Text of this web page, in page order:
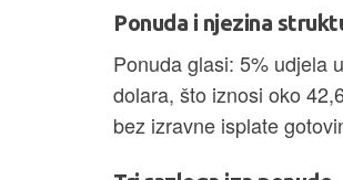
Ponuda i njezina
Ponuda glasi: 5% udjela
dolara, što iznosi oko
bez izravne isplate